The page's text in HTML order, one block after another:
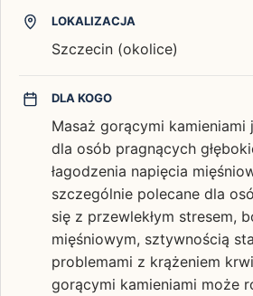
LOKALIZACJA
Szczecin (okolice)
DLA KOGO
Masaż gorącymi
dla osób pragnących
łagodzenia napięcia
szczególnie polecane dla
się z przewlekłym stresem,
mięśniowym, sztywnością
problemami z krążeniem
gorącymi kamieniami może